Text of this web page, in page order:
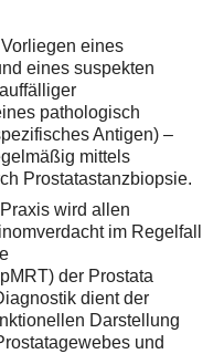
eines
eines suspekten
pathologisch
Antigen) –
mittels
Prostatastanzbiopsie.
wird allen
im Regelfall
der Prostata
dient der
Darstellung
und